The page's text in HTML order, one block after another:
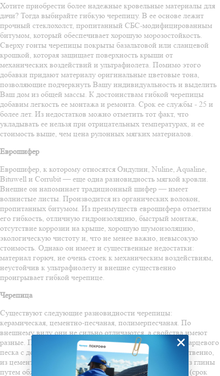
Хотите приобрести более надежные кровельные материалы для
дачи? Тогда выбирайте гибкую черепицу. В ее основе лежит
прочный стеклохолст, пропитанный СБС-модифицированным
битумом, который обеспечивает хорошую морозостойкость.
Сверху гонты черепицы покрыты базальтовой или сланцевой
крошкой, которая защищает поверхность крыши от
механических воздействий и ультрафиолета. Помимо этого
добавки придают материалу оригинальные цветовые тона,
позволяющие подчеркнуть Вашу индивидуальность и выделить
Ваш дом из общей массы. К достоинствам гибкой черепицы
добавим легкость ее монтажа и ремонта. Срок ее службы - 25 и
более лет. Из недостатков можно отметить тот факт, что
укладывать ее нельзя при отрицательных температурах, и ее
стоимость выше, чем цена рулонных мягких материалов.
Еврошифер
Еврошифер, к которому относятся Ондулин, Nuline, Aqualine,
Bituwell и Corrubit — еще одна разновидность мягкой кровли.
Внешне он напоминает традиционный шифер — имеет
волнистые листы. Производится из органических волокон,
пропитанных битумом. Из преимуществ еврошифера отметим
его гибкость, отличную гидроизоляцию, быстрый монтаж,
отсутствие коррозии на крыше, хорошую шумоизоляцию,
экологическую чистоту и, что не менее важно, невысокую
стоимость. Однако он имеет и существенные недостатки:
материал горюч, не очень стоек к механическим воздействиям,
неустойчив к ультрафиолету и внешне существенно
проигрывает гибкой черепице.
Черепица
Существуют следующие разновидности черепицы:
керамическая, цементно-песчаная, полимерпесчаная. По
внешнему виду они не сильно отличаются, а свойства имеют
разные. Полимерпесчаная черепица производится из кварцевого
песка с добавлением полимеров, цементная — соответственно,
из цемента или бетона, керамическая изготавливается из глины
путем обжига. Все эти покрытия прочны и долговечны (срок
×